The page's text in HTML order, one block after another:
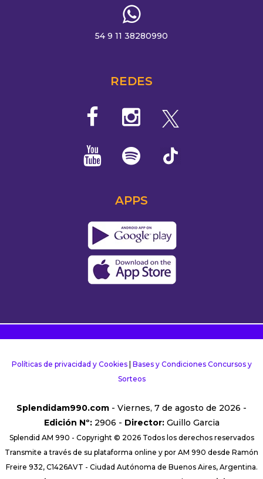
54 9 11 38280990
REDES
APPS
Políticas de privacidad y Cookies| Bases y Condiciones Concursos y
Sorteos
Splendidam990.com - Viernes, 7 de agosto de 2026 -
Edición Nº:2906 - Director:Guillo Garcia
Splendid AM 990 - Copyright © 2026 Todos los derechos reservados
Transmite a través de su plataforma online y por AM 990 desde Ramón
Freire 932, C1426AVT - Ciudad Autónoma de Buenos Aires, Argentina.